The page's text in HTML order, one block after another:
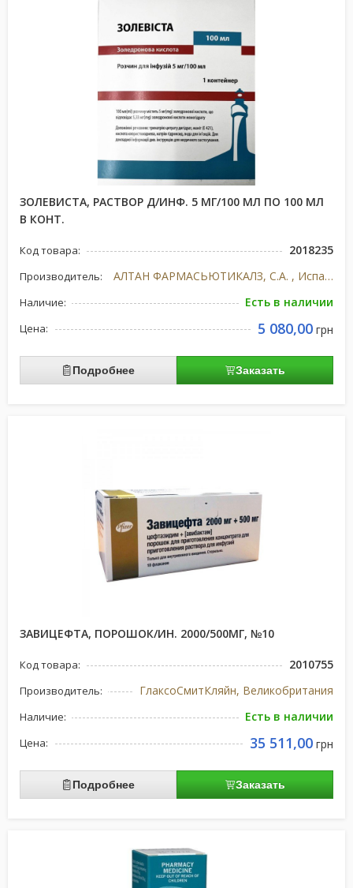
ЗОЛЕВИСТА, РАСТВОР Д/ИНФ. 5 МГ/100 МЛ ПО 100 МЛ
В КОНТ.
Код товара: 2018235
Производитель: АЛТАН ФАРМАСЬЮТИКАЛЗ, С.А. , Испания
Наличие: Есть в наличии
Цена: 5 080,00 грн
Подробнее Заказать
ЗАВИЦЕФТА, ПОРОШОК/ИН. 2000/500МГ, №10
Код товара: 2010755
Производитель: ГлаксоСмитКляйн, Великобритания
Наличие: Есть в наличии
Цена: 35 511,00 грн
Подробнее Заказать